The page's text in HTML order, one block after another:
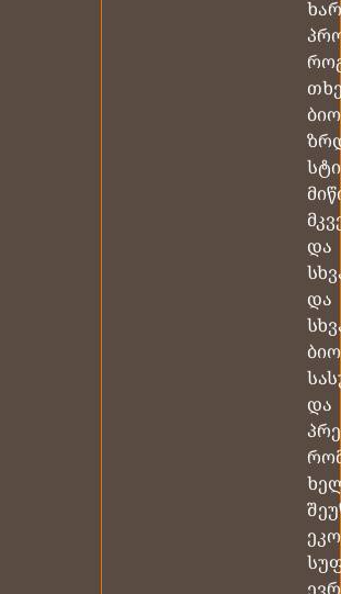
ბიო
და
და
ბიო
და